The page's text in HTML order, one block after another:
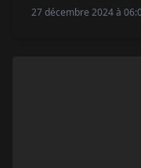
style inspirent les
27 décembre 2024 à